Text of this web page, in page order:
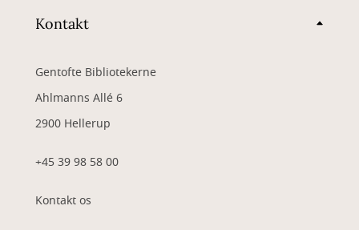
Kontakt
Gentofte Bibliotekerne
Ahlmanns Allé 6
2900 Hellerup
+45 39 98 58 00
Kontakt os